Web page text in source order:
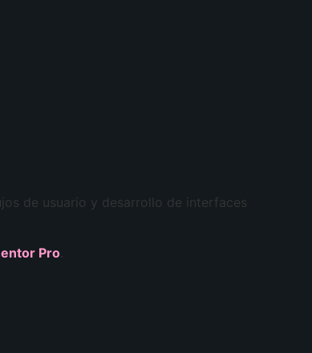
de usuario y desarrollo de interfaces
Pro.